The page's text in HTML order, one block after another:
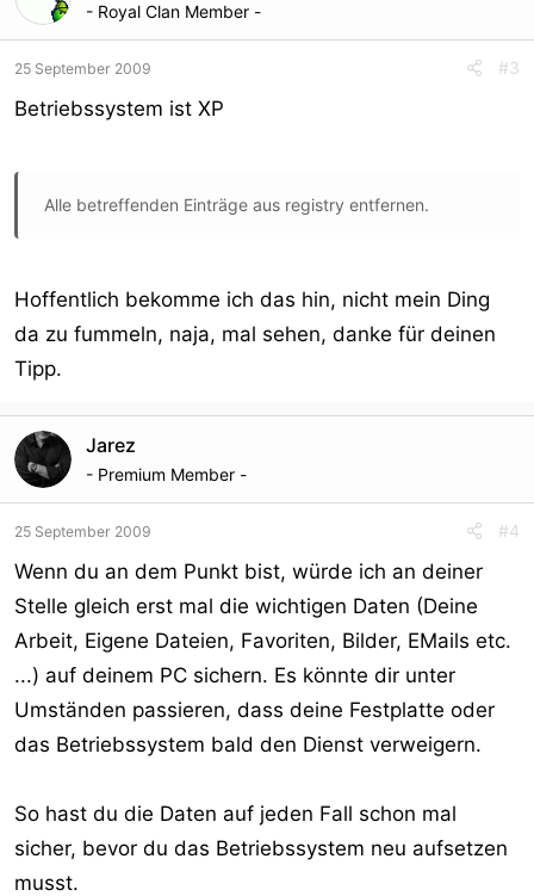
- Royal Clan Member -
25 September 2009 #3
Betriebssystem ist XP
Alle betreffenden Einträge aus registry entfernen.
Hoffentlich bekomme ich das hin, nicht mein Ding
da zu fummeln, naja, mal sehen, danke für deinen
Tipp.
Jarez
- Premium Member -
25 September 2009 #4
Wenn du an dem Punkt bist, würde ich an deiner
Stelle gleich erst mal die wichtigen Daten (Deine
Arbeit, Eigene Dateien, Favoriten, Bilder, EMails etc.
...) auf deinem PC sichern. Es könnte dir unter
Umständen passieren, dass deine Festplatte oder
das Betriebssystem bald den Dienst verweigern.
So hast du die Daten auf jeden Fall schon mal
sicher, bevor du das Betriebssystem neu aufsetzen
musst.